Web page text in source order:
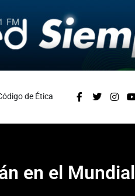
de Ética
en el Mundial